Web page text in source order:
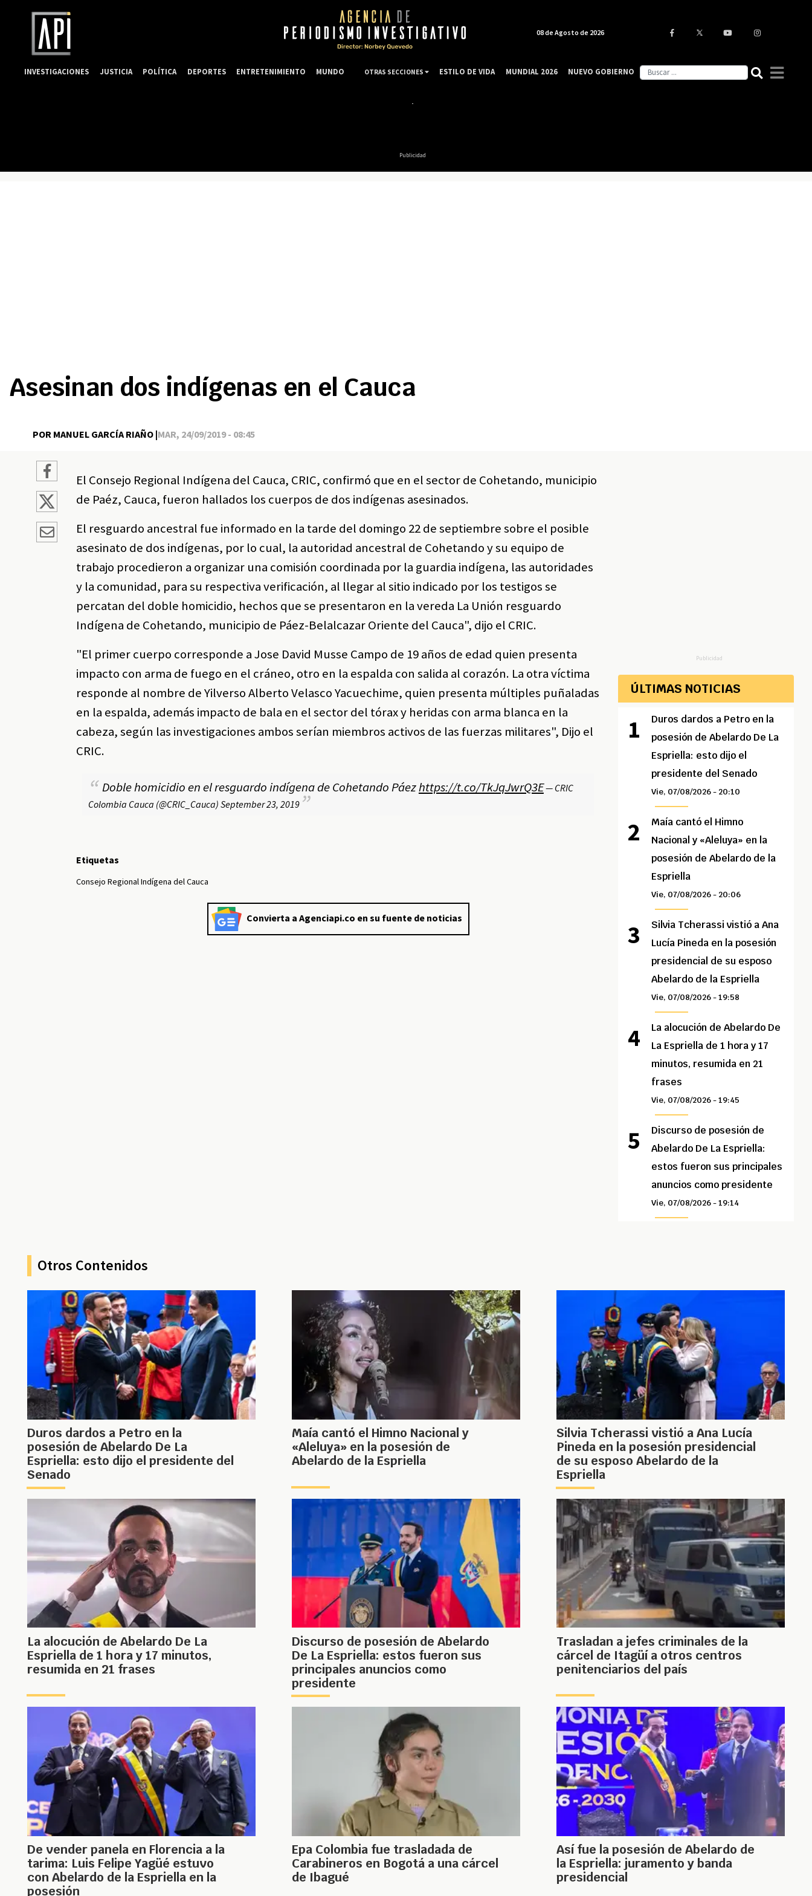
Publicidad
Asesinan dos indígenas en el Cauca
POR MANUEL GARCÍA RIAÑO |MAR, 24/09/2019 - 08:45
El Consejo Regional Indígena del Cauca, CRIC, confirmó que en el sector de Cohetando, municipio
de Paéz, Cauca, fueron hallados los cuerpos de dos indígenas asesinados.
El resguardo ancestral fue informado en la tarde del domingo 22 de septiembre sobre el posible
asesinato de dos indígenas, por lo cual, la autoridad ancestral de Cohetando y su equipo de
trabajo procedieron a organizar una comisión coordinada por la guardia indígena, las autoridades
y la comunidad, para su respectiva verificación, al llegar al sitio indicado por los testigos se
percatan del doble homicidio, hechos que se presentaron en la vereda La Unión resguardo
Indígena de Cohetando, municipio de Páez-Belalcazar Oriente del Cauca", dijo el CRIC.
"El primer cuerpo corresponde a Jose David Musse Campo de 19 años de edad quien presenta
impacto con arma de fuego en el cráneo, otro en la espalda con salida al corazón. La otra víctima
responde al nombre de Yilverso Alberto Velasco Yacuechime, quien presenta múltiples puñaladas
en la espalda, además impacto de bala en el sector del tórax y heridas con arma blanca en la
cabeza, según las investigaciones ambos serían miembros activos de las fuerzas militares", Dijo el
CRIC.
Doble homicidio en el resguardo indígena de Cohetando Páezhttps://t.co/TkJqJwrQ3E— CRIC
Colombia Cauca (@CRIC_Cauca)September 23, 2019
Etiquetas
Consejo Regional Indígena del Cauca
Convierta a Agenciapi.co en su fuente de noticias
Publicidad
ÚLTIMAS NOTICIAS
Duros dardos a Petro en la
posesión de Abelardo De La
Espriella: esto dijo el
presidente del Senado
Vie, 07/08/2026 - 20:10
Maía cantó el Himno
Nacional y «Aleluya» en la
posesión de Abelardo de la
Espriella
Vie, 07/08/2026 - 20:06
Silvia Tcherassi vistió a Ana
Lucía Pineda en la posesión
presidencial de su esposo
Abelardo de la Espriella
Vie, 07/08/2026 - 19:58
La alocución de Abelardo De
La Espriella de 1 hora y 17
minutos, resumida en 21
frases
Vie, 07/08/2026 - 19:45
Discurso de posesión de
Abelardo De La Espriella:
estos fueron sus principales
anuncios como presidente
Vie, 07/08/2026 - 19:14
Otros Contenidos
Duros dardos a Petro en la
posesión de Abelardo De La
Espriella: esto dijo el presidente del
Senado
Maía cantó el Himno Nacional y
«Aleluya» en la posesión de
Abelardo de la Espriella
Silvia Tcherassi vistió a Ana Lucía
Pineda en la posesión presidencial
de su esposo Abelardo de la
Espriella
La alocución de Abelardo De La
Espriella de 1 hora y 17 minutos,
resumida en 21 frases
Discurso de posesión de Abelardo
De La Espriella: estos fueron sus
principales anuncios como
presidente
Trasladan a jefes criminales de la
cárcel de Itagüí a otros centros
penitenciarios del país
De vender panela en Florencia a la
tarima: Luis Felipe Yagüé estuvo
con Abelardo de la Espriella en la
posesión
Epa Colombia fue trasladada de
Carabineros en Bogotá a una cárcel
de Ibagué
Así fue la posesión de Abelardo de
la Espriella: juramento y banda
presidencial
08 de Agosto de 2026
INVESTIGACIONES JUSTICIA POLÍTICA DEPORTES ENTRETENIMIENTO MUNDO OTRAS SECCIONES ESTILO DE VIDA MUNDIAL 2026 NUEVO GOBIERNO